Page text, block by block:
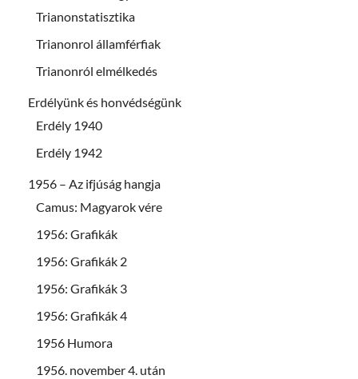
Trianonstatisztika
Trianonrol államférfiak
Trianonról elmélkedés
Erdélyünk és honvédségünk
Erdély 1940
Erdély 1942
1956 – Az ifjúság hangja
Camus: Magyarok vére
1956: Grafikák
1956: Grafikák 2
1956: Grafikák 3
1956: Grafikák 4
1956 Humora
1956. november 4. után